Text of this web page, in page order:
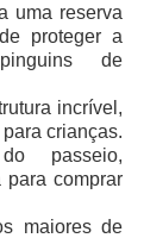
uma reserva
proteger a
de
incrível,
crianças.
passeio,
para comprar
maiores de